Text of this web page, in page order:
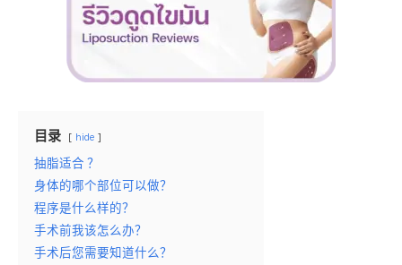
目录 hide
抽脂适合 ？
身体的哪个部位可以做？
程序是什么样的？
手术前我该怎么办？
手术后您需要知道什么？